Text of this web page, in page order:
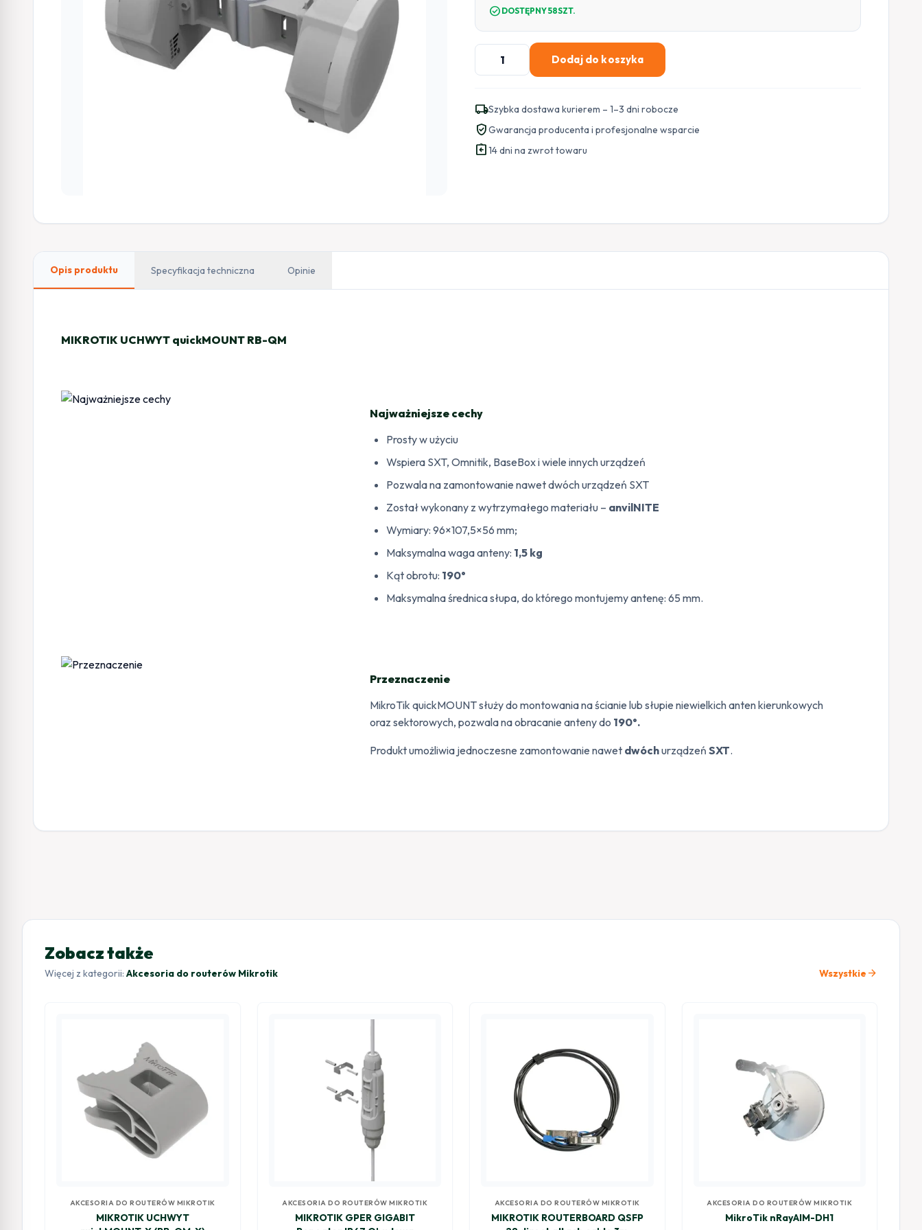
check_circle DOSTĘPNY 58SZT.
ilość
MIKROTIK
quickMOUNT
RB-
QM
Dodaj do koszyka
local_shippingSzybka dostawa kurierem – 1–3 dni robocze
verified_userGwarancja producenta i profesjonalne wsparcie
assignment_return14 dni na zwrot towaru
Opis produktu Specyfikacja techniczna Opinie
MIKROTIK UCHWYT quickMOUNT RB-QM
Najważniejsze cechy
Prosty w użyciu
Wspiera SXT, Omnitik, BaseBox i wiele innych urządzeń
Pozwala na zamontowanie nawet dwóch urządzeń SXT
Został wykonany z wytrzymałego materiału – anvilNITE
Wymiary: 96×107,5×56 mm;
Maksymalna waga anteny: 1,5 kg
Kąt obrotu: 190°
Maksymalna średnica słupa, do którego montujemy antenę: 65 mm.
Przeznaczenie
MikroTik quickMOUNT służy do montowania na ścianie lub słupie niewielkich anten kierunkowych
oraz sektorowych, pozwala na obracanie anteny do 190°.
Produkt umożliwia jednoczesne zamontowanie nawet dwóchurządzeńSXT.
Zobacz także
Więcej z kategorii: Akcesoria do routerów Mikrotik Wszystkie arrow_forward
AKCESORIA DO ROUTERÓW MIKROTIK
MIKROTIK UCHWYT
AKCESORIA DO ROUTERÓW MIKROTIK
MIKROTIK GPER GIGABIT
AKCESORIA DO ROUTERÓW MIKROTIK
MIKROTIK ROUTERBOARD QSFP
AKCESORIA DO ROUTERÓW MIKROTIK
MikroTik nRayAIM-DH1